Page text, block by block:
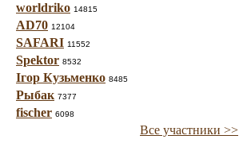
worldriko 14815
AD70 12104
SAFARI 11552
Spektor 8532
Ігор Кузьменко 8485
Рыбак 7377
fischer 6098
Все участники >>